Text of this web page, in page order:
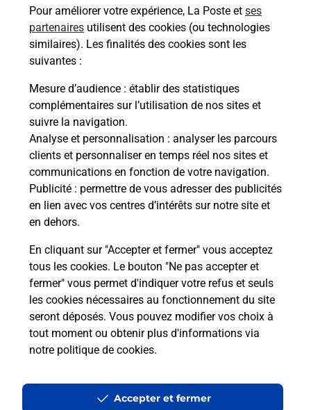
Pour améliorer votre expérience, La Poste et ses
partenaires utilisent des cookies (ou technologies
similaires). Les finalités des cookies sont les
suivantes :
Mesure d’audience : établir des statistiques
complémentaires sur l’utilisation de nos sites et
suivre la navigation.
Analyse et personnalisation : analyser les parcours
clients et personnaliser en temps réel nos sites et
communications en fonction de votre navigation.
Publicité : permettre de vous adresser des publicités
en lien avec vos centres d’intérêts sur notre site et
en dehors.
En cliquant sur "Accepter et fermer" vous acceptez
tous les cookies. Le bouton "Ne pas accepter et
fermer" vous permet d'indiquer votre refus et seuls
les cookies nécessaires au fonctionnement du site
seront déposés. Vous pouvez modifier vos choix à
tout moment ou obtenir plus d'informations via
notre politique de cookies.
Accepter et fermer
En savoir plus
Questions fréquemment posées
Quel réseau utilise La Poste Mobile ?
Est-ce que je peux garder mon
numéro de mobile gratuitement ?
Est-ce que je peux bénéficier de la 5G
avec La Poste Mobile ?
Est-ce que je peux utiliser mon forfait
Est-ce que je peux payer mon